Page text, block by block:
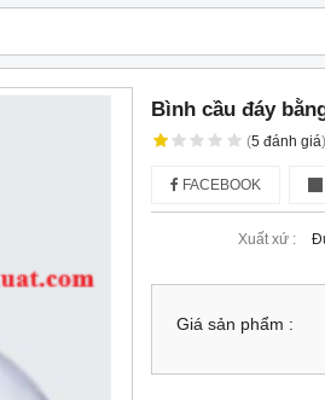
Bình cầu đáy
(5đánh giá)
FACEBOOK
Xuất xứ :
Giá sản phẩm :